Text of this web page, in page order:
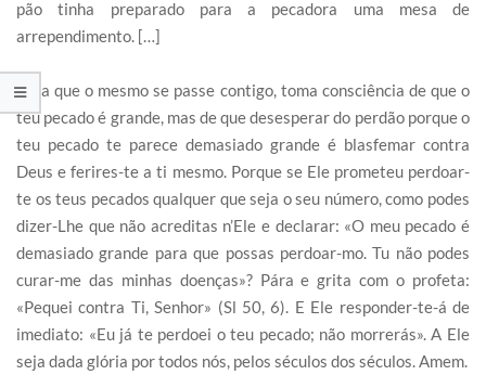
pão tinha preparado para a pecadora uma mesa de
arrependimento. […]
Para que o mesmo se passe contigo, toma consciência de que o
teu pecado é grande, mas de que desesperar do perdão porque o
teu pecado te parece demasiado grande é blasfemar contra
Deus e ferires-te a ti mesmo. Porque se Ele prometeu perdoar-
te os teus pecados qualquer que seja o seu número, como podes
dizer-Lhe que não acreditas n’Ele e declarar: «O meu pecado é
demasiado grande para que possas perdoar-mo. Tu não podes
curar-me das minhas doenças»? Pára e grita com o profeta:
«Pequei contra Ti, Senhor» (Sl 50, 6). E Ele responder-te-á de
imediato: «Eu já te perdoei o teu pecado; não morrerás». A Ele
seja dada glória por todos nós, pelos séculos dos séculos. Amem.